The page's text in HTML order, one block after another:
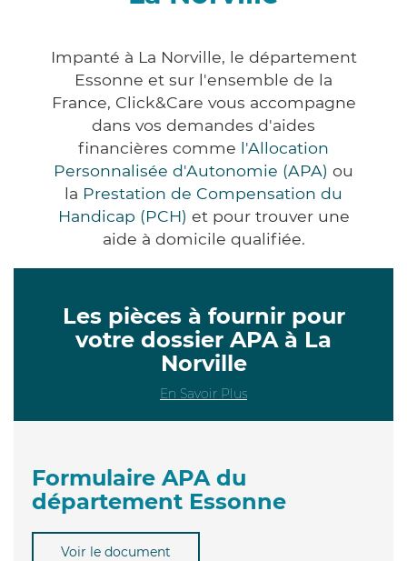
Impanté à La Norville, le département
Essonne et sur l'ensemble de la
France, Click&Care vous accompagne
dans vos demandes d'aides
financières comme l'Allocation
Personnalisée d'Autonomie (APA) ou
la Prestation de Compensation du
Handicap (PCH) et pour trouver une
aide à domicile qualifiée.
Les pièces à fournir pour
votre dossier APA à La
Norville
En Savoir Plus
Formulaire APA du
département Essonne
Voir le document